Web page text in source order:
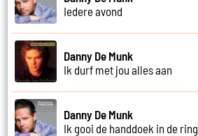
Iedere avond
Danny De Munk
Ik durf met jou alles aan
Danny De Munk
Ik gooi de handdoek in de ring